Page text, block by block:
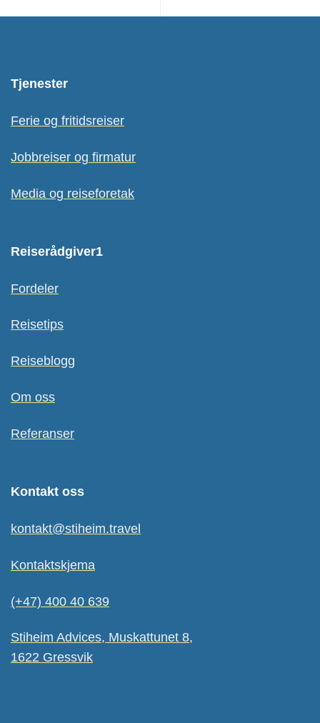
Tjenester
Ferie og fritidsreiser
Jobbreiser og firmatur
Media og reiseforetak
Reiserådgiver1
Fordeler
Reisetips
Reiseblogg
Om oss
Referanser
Kontakt oss
kontakt@stiheim.travel
Kontaktskjema
(+47) 400 40 639
Stiheim Advices, Muskattunet 8,
1622 Gressvik